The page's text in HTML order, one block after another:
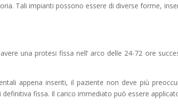
Tali impianti possono essere di diverse forme,
una protesi fissa nell’ arco delle 24-72 ore
appena inseriti, il paziente non deve più
fissa. Il carico immediato può essere